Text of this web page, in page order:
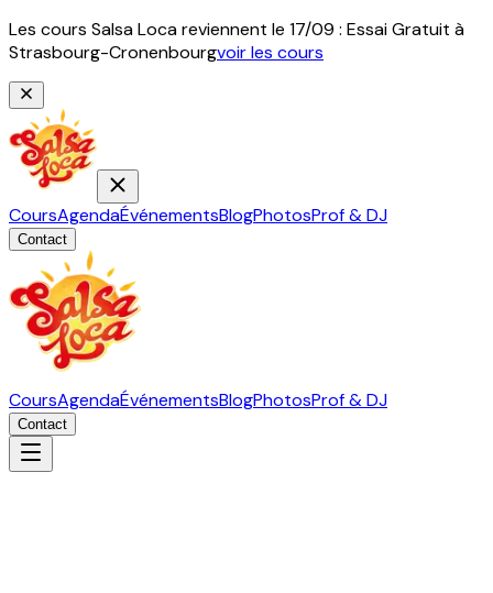
Les cours Salsa Loca reviennent le 17/09 : Essai Gratuit à
Strasbourg-Cronenbourgvoir les cours
CoursAgendaÉvénementsBlogPhotosProf & DJ
Contact
CoursAgendaÉvénementsBlogPhotosProf & DJ
Contact